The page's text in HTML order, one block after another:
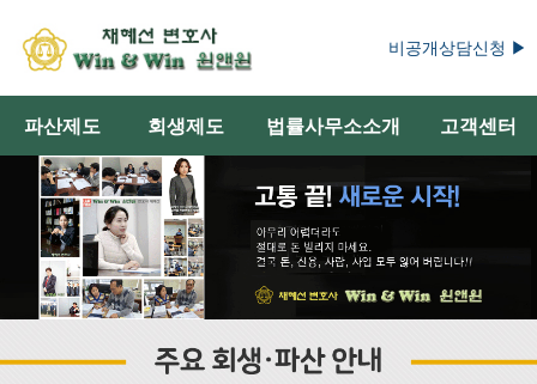
비공개상담신청 ▶
파산제도 회생제도 법률사무소소개 고객센터